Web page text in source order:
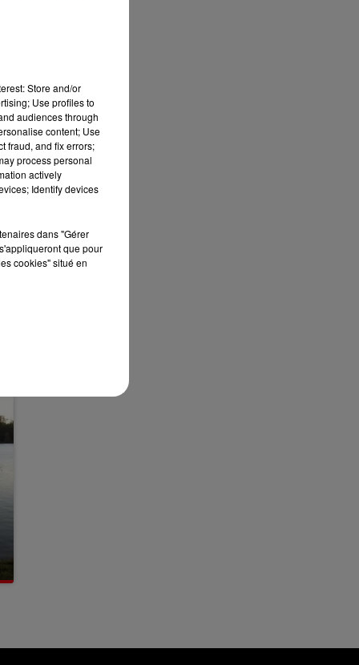
Store and/or
Use profiles to
audiences through
content; Use
fraud, and fix errors;
process personal
actively
Identify devices
dans "Gérer
que pour
cookies" situé en